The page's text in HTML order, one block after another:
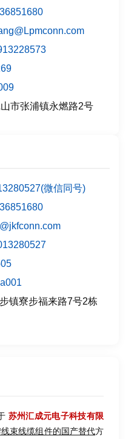
市张浦镇永燃路2号
微信同号)
镇寮步福来路7号2栋
苏州汇成元电子科技有限
束线缆组件的国产替代方